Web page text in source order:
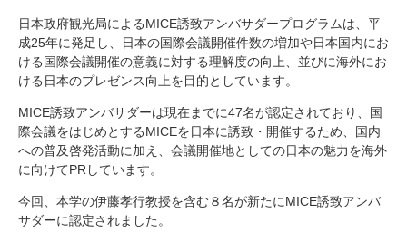
研究・教員Navi
受験生 在学生
卒業生
企業・研究者
地域・一般
日本政府観光局によるMICE誘致アンバサダープログラムは、平
成25年に発足し、日本の国際会議開催件数の増加や日本国内にお
ける国際会議開催の意義に対する理解度の向上、並びに海外にお
ける日本のプレゼンス向上を目的としています。
MICE誘致アンバサダーは現在までに47名が認定されており、国
際会議をはじめとするMICEを日本に誘致・開催するため、国内
への普及啓発活動に加え、会議開催地としての日本の魅力を海外
に向けてPRしています。
今回、本学の伊藤孝行教授を含む８名が新たにMICE誘致アンバ
サダーに認定されました。